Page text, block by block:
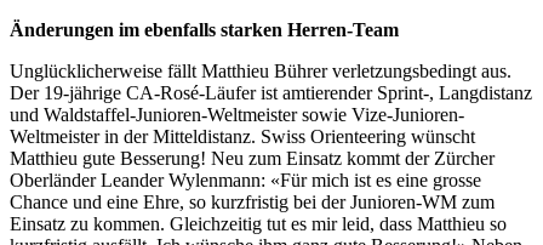
Änderungen im ebenfalls starken Herren-Team
Unglücklicherweise fällt Matthieu Bührer verletzungsbedingt aus.
Der 19-jährige CA-Rosé-Läufer ist amtierender Sprint-, Langdistanz
und Waldstaffel-Junioren-Weltmeister sowie Vize-Junioren-
Weltmeister in der Mitteldistanz. Swiss Orienteering wünscht
Matthieu gute Besserung! Neu zum Einsatz kommt der Zürcher
Oberländer Leander Wylenmann: «Für mich ist es eine grosse
Chance und eine Ehre, so kurzfristig bei der Junioren-WM zum
Einsatz zu kommen. Gleichzeitig tut es mir leid, dass Matthieu so